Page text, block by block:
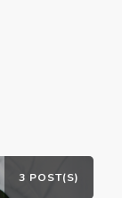
3 POST(S)